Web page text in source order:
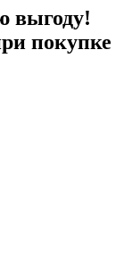
выгоду!
покупке